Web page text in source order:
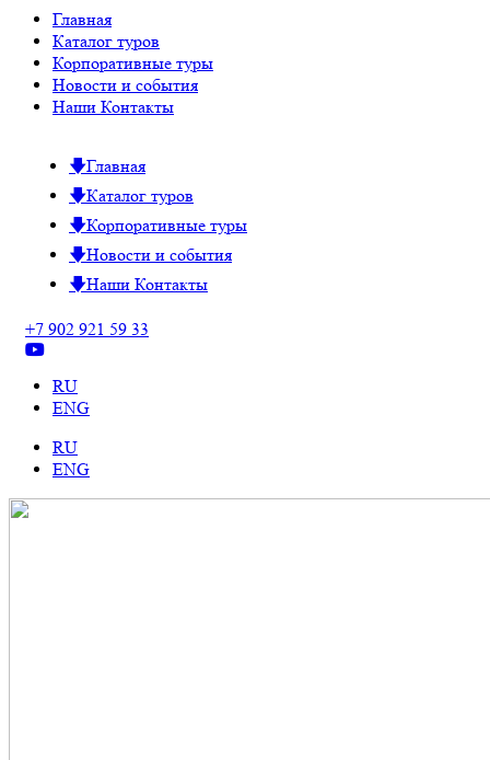
Главная
Каталог туров
Корпоративные туры
Новости и события
Наши Контакты
Главная
Каталог туров
Корпоративные туры
Новости и события
Наши Контакты
+7 902 921 59 33
RU
ENG
RU
ENG